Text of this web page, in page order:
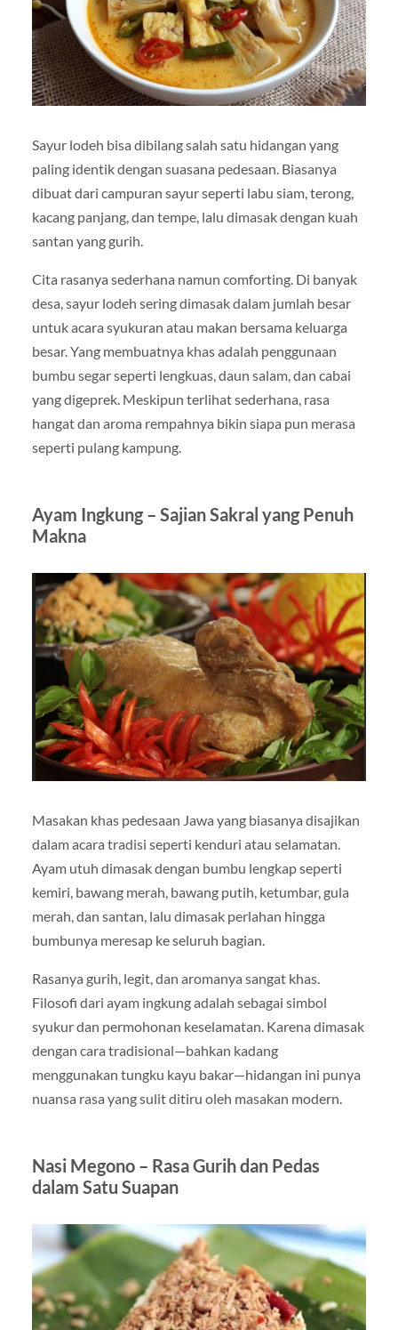
Sayur lodeh bisa dibilang salah satu hidangan yang
paling identik dengan suasana pedesaan. Biasanya
dibuat dari campuran sayur seperti labu siam, terong,
kacang panjang, dan tempe, lalu dimasak dengan kuah
santan yang gurih.
Cita rasanya sederhana namun comforting. Di banyak
desa, sayur lodeh sering dimasak dalam jumlah besar
untuk acara syukuran atau makan bersama keluarga
besar. Yang membuatnya khas adalah penggunaan
bumbu segar seperti lengkuas, daun salam, dan cabai
yang digeprek. Meskipun terlihat sederhana, rasa
hangat dan aroma rempahnya bikin siapa pun merasa
seperti pulang kampung.
Ayam Ingkung – Sajian Sakral yang Penuh
Makna
Masakan khas pedesaan Jawa yang biasanya disajikan
dalam acara tradisi seperti kenduri atau selamatan.
Ayam utuh dimasak dengan bumbu lengkap seperti
kemiri, bawang merah, bawang putih, ketumbar, gula
merah, dan santan, lalu dimasak perlahan hingga
bumbunya meresap ke seluruh bagian.
Rasanya gurih, legit, dan aromanya sangat khas.
Filosofi dari ayam ingkung adalah sebagai simbol
syukur dan permohonan keselamatan. Karena dimasak
dengan cara tradisional—bahkan kadang
menggunakan tungku kayu bakar—hidangan ini punya
nuansa rasa yang sulit ditiru oleh masakan modern.
Nasi Megono – Rasa Gurih dan Pedas
dalam Satu Suapan